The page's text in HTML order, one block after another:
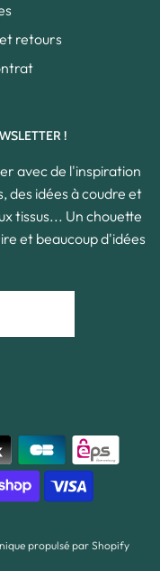
retours
!
avec de l'inspiration
des idées à coudre et
tissus... Un chouette
et beaucoup d'idées
propulsé par Shopify